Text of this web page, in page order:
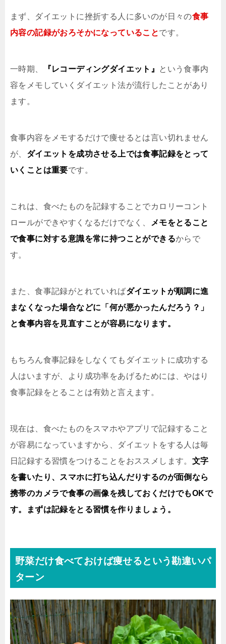
まず、ダイエットに挫折する人に多いのが日々の食事
内容の記録がおろそかになっていることです。
一時期、 『レコーディングダイエット』
という食事内
容をメモしていくダイエット法が流行したことがあり
ます。
食事内容をメモするだけで痩せるとは言い切れません
が、 ダイエットを成功させる上では食事記録をとって
いくことは重要です。
これは、食べたものを記録することでカロリーコント
ロールができやすくなるだけでなく、
メモをとること
で食事に対する意識を常に持つことができるからで
す。
また、食事記録がとれていればダイエットが順調に進
まなくなった場合などに「何が悪かったんだろう？」
と食事内容を見直すことが容易になります。
もちろん食事記録をしなくてもダイエットに成功する
人はいますが、より成功率をあげるためには、やはり
食事記録をとることは有効と言えます。
現在は、食べたものをスマホやアプリで記録すること
が容易になっていますから、ダイエットをする人は毎
日記録する習慣をつけることをおススメします。 文字
を書いたり、スマホに打ち込んだりするのが面倒なら
携帯のカメラで食事の画像を残しておくだけでもOKで
す。まずは記録をとる習慣を作りましょう。
野菜だけ食べておけば痩せるという勘違いパ
ターン